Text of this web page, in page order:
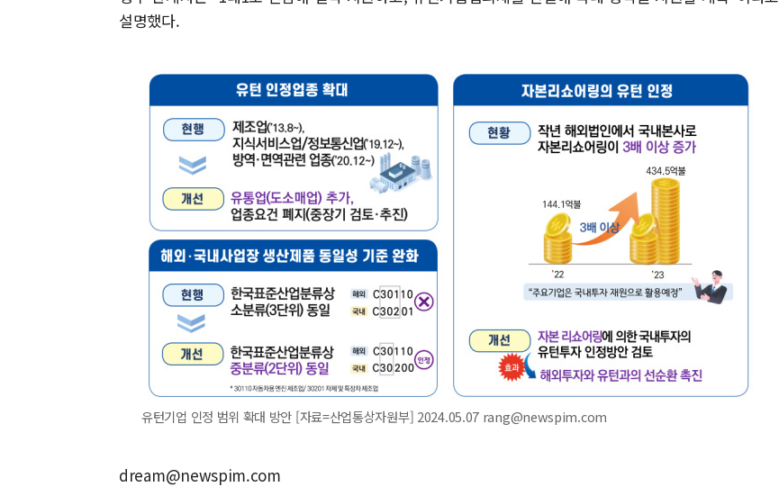
설명했다.
유턴기업 인정 범위 확대 방안 [자료=산업통상자원부] 2024.05.07 rang@newspim.com
dream@newspim.com